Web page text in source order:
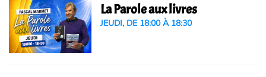
La Parole aux livres
JEUDI, DE 18:00 À 18:30